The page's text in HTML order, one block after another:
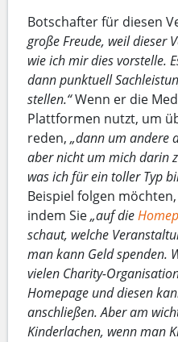
Botschafter für diesen
große Freude, weil dieser
wie ich mir dies vorstelle.
dann punktuell
stellen.“Wenn er die
Plattformen nutzt, um
reden, „dann um andere
aber nicht um mich darin
was ich für ein toller Typ
Beispiel folgen
indem Sie„auf die
schaut, welche
man kann Geld spenden.
vielen Charity-
Homepage und diesen
anschließen. Aber am
Kinderlachen, wenn man